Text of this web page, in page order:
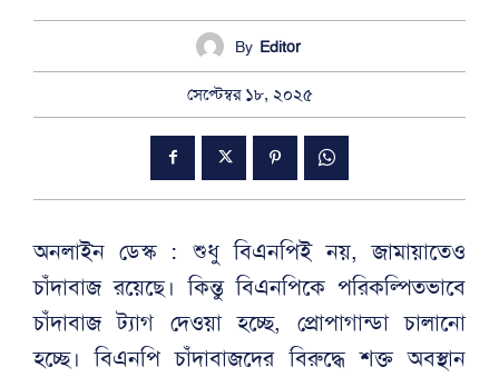
By Editor
সেপ্টেম্বর ১৮, ২০২৫
অনলাইন ডেস্ক : শুধু বিএনপিই নয়, জামায়াতেও
চাঁদাবাজ রয়েছে। কিন্তু বিএনপিকে পরিকল্পিতভাবে
চাঁদাবাজ ট্যাগ দেওয়া হচ্ছে, প্রোপাগান্ডা চালানো
হচ্ছে। বিএনপি চাঁদাবাজদের বিরুদ্ধে শক্ত অবস্থান